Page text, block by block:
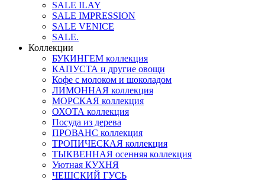
SALE ILAY
SALE IMPRESSION
SALE VENICE
SALE.
Коллекции
БУКИНГЕМ коллекция
КАПУСТА и другие овощи
Кофе с молоком и шоколадом
ЛИМОННАЯ коллекция
МОРСКАЯ коллекция
ОХОТА коллекция
Посуда из дерева
ПРОВАНС коллекция
ТРОПИЧЕСКАЯ коллекция
ТЫКВЕННАЯ осенняя коллекция
Уютная КУХНЯ
ЧЕШСКИЙ ГУСЬ